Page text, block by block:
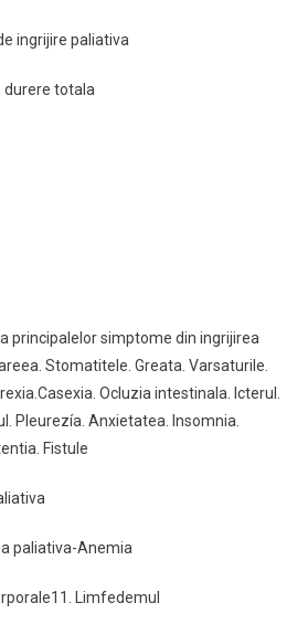
ingrijire paliativa
durere totala
principalelor simptome din ingrijirea
Stomatitele. Greata. Varsaturile.
Ocluzia intestinala. Icterul.
Pleurezía. Anxietatea. Insomnia.
Fistule
paliativa-Anemia
Limfedemul